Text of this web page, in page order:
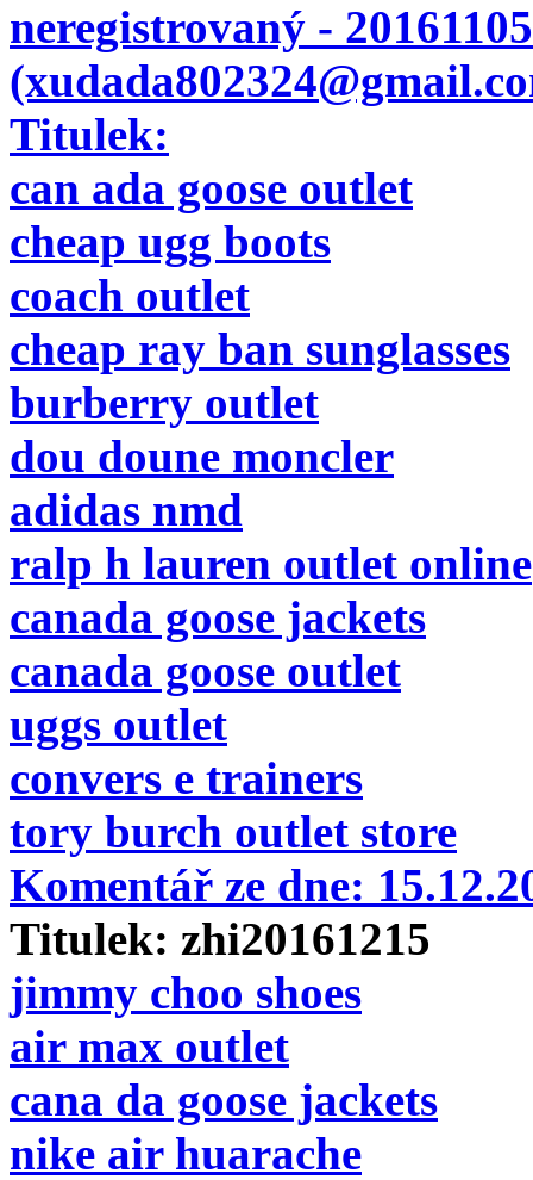
neregistrovaný -
Titulek:
can ada goose outlet
cheap ugg boots
coach outlet
cheap ray ban sunglasses
burberry outlet
dou doune moncler
adidas nmd
ralp h lauren outlet online
canada goose jackets
canada goose outlet
uggs outlet
convers e trainers
tory burch outlet store
Komentář ze dne:
Titulek: zhi20161215
jimmy choo shoes
air max outlet
cana da goose jackets
nike air huarache